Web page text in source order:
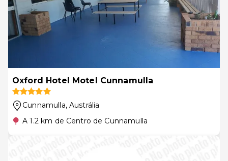
Oxford Hotel Motel Cunnamulla
Cunnamulla, Austrália
A 1.2 km de Centro de Cunnamulla